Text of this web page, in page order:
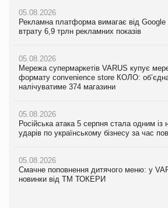
05.08.2026
Рекламна платформа вимагає від Google
втрату 6,9 трлн рекламних показів
05.08.2026
Мережа супермаркетів VARUS купує
формату convenience store КОЛО:
налічуватиме 374 магазини
05.08.2026
Російська атака 5 серпня стала одним із
ударів по українському бізнесу за час
05.08.2026
Смачне поповнення дитячого меню: у
новинки від ТМ ТОКЕРИ
05.08.2026
Російська атака 5 серпня стала одним із
05.08.2026
Смачне поповнення дитячого меню: у
новинки від ТМ ТОКЕРИ
05.08.2026
Сергій Лісунов про заморожені
PrivateLabel&FMCG Master 2026
04.08.2026
Через атаку РФ у Дніпрі пошкоджено
Millennium
05.08.2026
Рекламна платформа вимагає від Google
втрату 6,9 трлн рекламних показів
05.08.2026
Adidas витратила понад $1 млрд на
продуктів